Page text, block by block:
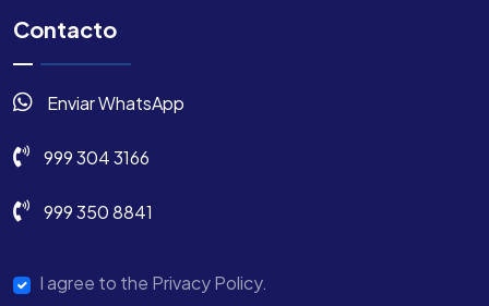
Contacto
Enviar WhatsApp
999 304 3166
999 350 8841
I agree to the Privacy Policy.